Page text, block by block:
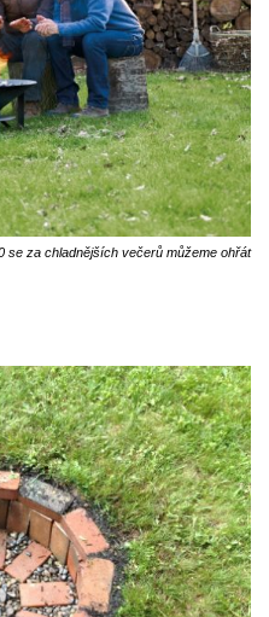
se za chladnějších večerů můžeme ohřát